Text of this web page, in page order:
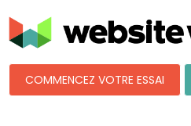
COMMENCEZ VOTRE ESSAI